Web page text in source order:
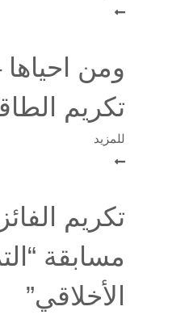
ومن احياها
تكريم
للمزيد
تكريم
مسابقة
الأخلاقي”